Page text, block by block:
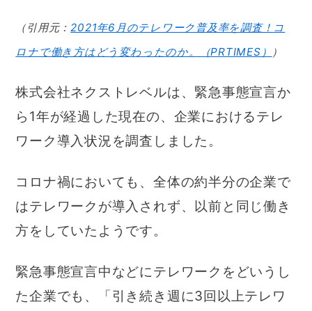
（引用元：2021年6月のテレワーク普及率を調査！コ
ロナで働き方はどう変わったのか。（PRTIMES） ）
株式会社ネクストレベルは、緊急事態宣言か
ら1年が経過した現在の、企業におけるテレ
ワーク導入状況を調査しました。
コロナ禍においても、全体の約半分の企業で
はテレワークが導入されず、以前と同じ働き
方をしていたようです。
緊急事態宣言中などにテレワークをどいうし
た企業でも、「引き続き週に3回以上テレワ